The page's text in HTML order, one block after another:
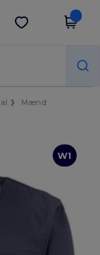
Hent app
Mænd
W1